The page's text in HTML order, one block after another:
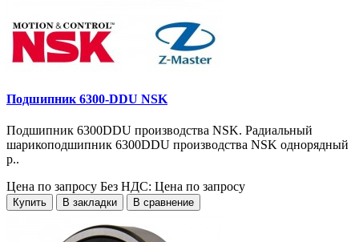
Подшипник 6300-DDU NSK
Подшипник 6300DDU производства NSK. Радиальный
шарикоподшипник 6300DDU производства NSK однорядный
р..
Цена по запросу Без НДС: Цена по запросу
Купить В закладки В сравнение